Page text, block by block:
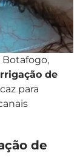
Botafogo,
de
para
de